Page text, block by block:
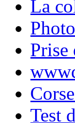
La
Prise
Test